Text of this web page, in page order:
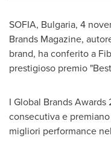
SOFIA, Bulgaria, 4
Brands Magazine,
brand, ha conferito a
prestigioso premio
I Global Brands
consecutiva e
migliori performance